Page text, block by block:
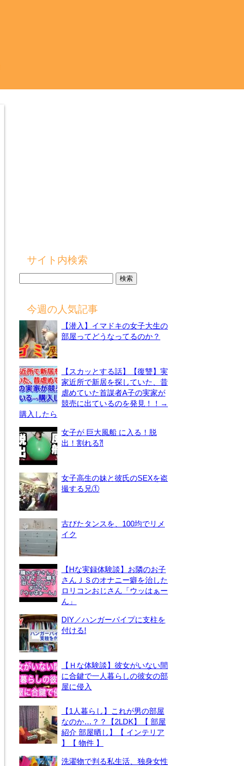
サイト内検索
今週の人気記事
【潜入】イマドキの女子大生の
部屋ってどうなってるのか？
【スカッとする話】【復讐】実
家近所で新居を探していた、昔
虐めていた首謀者A子の実家が
競売に出ているのを発見！！→
購入したら
女子が 巨大風船 に入る！脱
出！割れる⁈
女子高生の妹と彼氏のSEXを盗
撮する兄①
古びたタンスを、100均でリメ
イク
【Hな実録体験談】お隣のお子
さんＪＳのオナニー癖を治した
ロリコンおじさん「ウッはぁー
ん」
DIY／ハンガーパイプに支柱を
付ける!
【Ｈな体験談】彼女がいない間
に合鍵で一人暮らしの彼女の部
屋に侵入
【1人暮らし】これが男の部屋
なのか…？？【2LDK】【 部屋
紹介 部屋晒し】【 インテリア
】【 物件 】
洗濯物で判る私生活、独身女性